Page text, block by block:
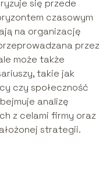
się przede
czasowym
na organizację
przez
może także
takie jak
czy społeczność
analizę
z celami firmy oraz
strategii.